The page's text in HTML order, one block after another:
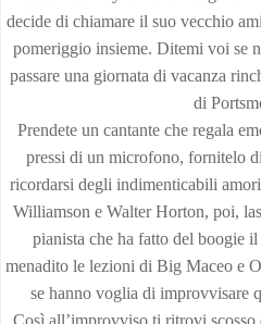
decide di chiamare il suo vecchio
pomeriggio insieme. Ditemi voi se
passare una giornata di vacanza
di
Prendete un cantante che regala
pressi di un microfono, fornitelo
ricordarsi degli indimenticabili
Williamson e Walter Horton, poi,
pianista che ha fatto del boogie
menadito le lezioni di Big Maceo e
se hanno voglia di improvvisare
Così all’improvviso ti ritrovi scosso